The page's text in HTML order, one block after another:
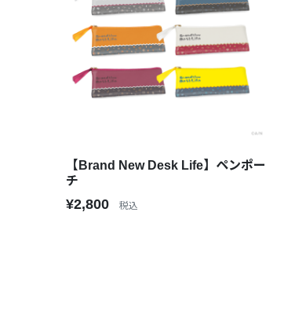
【Brand New Desk Life】ペンポー
チ
¥2,800 税込